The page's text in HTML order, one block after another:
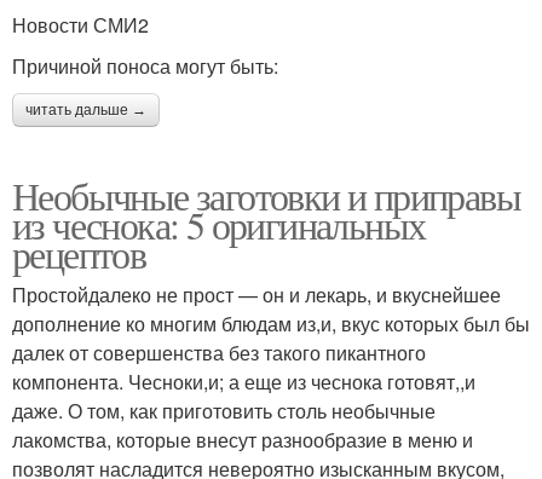
Новости СМИ2
Причиной поноса могут быть:
читать дальше →
Необычные заготовки и приправы
из чеснока: 5 оригинальных
рецептов
Простойдалеко не прост — он и лекарь, и вкуснейшее
дополнение ко многим блюдам из,и, вкус которых был бы
далек от совершенства без такого пикантного
компонента. Чесноки,и; а еще из чеснока готовят,,и
даже. О том, как приготовить столь необычные
лакомства, которые внесут разнообразие в меню и
позволят насладится невероятно изысканным вкусом,